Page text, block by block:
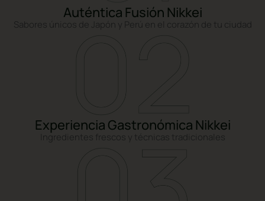
Auténtica Fusión Nikkei
Sabores únicos de Japón y Perú en el corazón de tu ciudad
Experiencia Gastronómica Nikkei
Ingredientes frescos y técnicas tradicionales